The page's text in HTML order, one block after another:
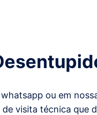
ou em
visita técnica que